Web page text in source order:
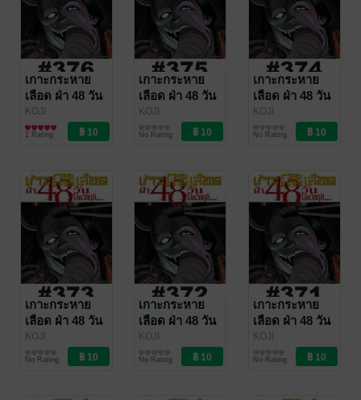
เกาะกระหาย
เลือด ฝ่า 48 วัน
โลกวิกฤต - EP
376
KOJI
MATSUMOTO /
Vibulkij Publishing
การ์ตูนรายตอน
1 Rating
เกาะกระหาย
เลือด ฝ่า 48 วัน
โลกวิกฤต - EP
KOJI
MATSUMOTO /
Vibulkij Publishing
การ์ตูนรายตอน
No Rating
เกาะกระหาย
เลือด ฝ่า 48 วัน
โลกวิกฤต - EP
KOJI
MATSUMOTO /
Vibulkij Publishing
การ์ตูนรายตอน
No Rating
เกาะกระหาย
เลือด ฝ่า 48 วัน
โลกวิกฤต - EP
KOJI
MATSUMOTO /
Vibulkij Publishing
การ์ตูนรายตอน
No Rating
เกาะกระหาย
เลือด ฝ่า 48 วัน
โลกวิกฤต - EP
KOJI
MATSUMOTO /
Vibulkij Publishing
การ์ตูนรายตอน
No Rating
เกาะกระหาย
เลือด ฝ่า 48 วัน
โลกวิกฤต - EP
KOJI
MATSUMOTO /
Vibulkij Publishing
การ์ตูนรายตอน
No Rating